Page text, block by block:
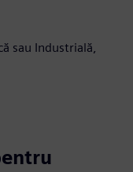
sau Industrială,